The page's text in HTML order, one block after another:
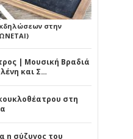
στην
| Μουσική Βραδιά
και Σ…
στη
η σύζυγος του